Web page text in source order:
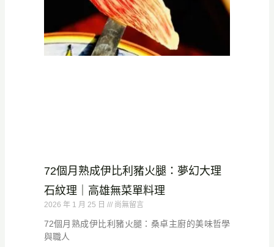
72個月熟成伊比利豬火腿：夢幻大理
石紋理｜高雄無菜單料理
2026 年 1 月 25 日 尚無留言
72個月熟成伊比利豬火腿：桑卓主廚的美味哲學
與職人